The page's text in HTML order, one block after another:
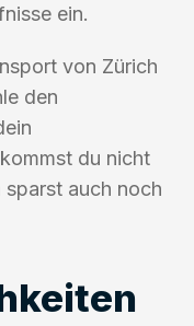
ein.
von Zürich
den
du nicht
sparst auch noch